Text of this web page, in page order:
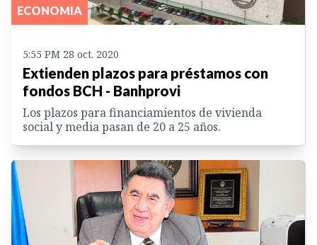
ECONOMIA
5:55 PM 28 oct. 2020
Extienden plazos para préstamos con
fondos BCH - Banhprovi
Los plazos para financiamientos de vivienda
social y media pasan de 20 a 25 años.